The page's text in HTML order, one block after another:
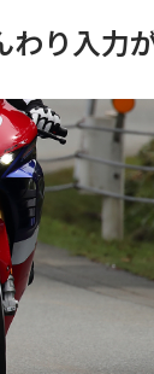
り入力